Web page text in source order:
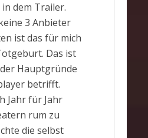
dem Trailer.
3 Anbieter
ist das für mich
Das ist
Hauptgründe
betrifft.
Jahr für Jahr
rum zu
die selbst